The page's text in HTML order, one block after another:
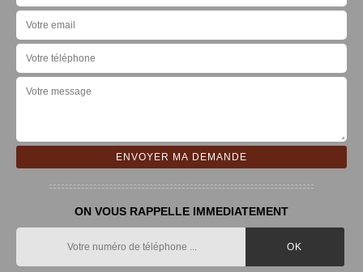
ON VOUS RAPPELLE IMMEDIATEMENT